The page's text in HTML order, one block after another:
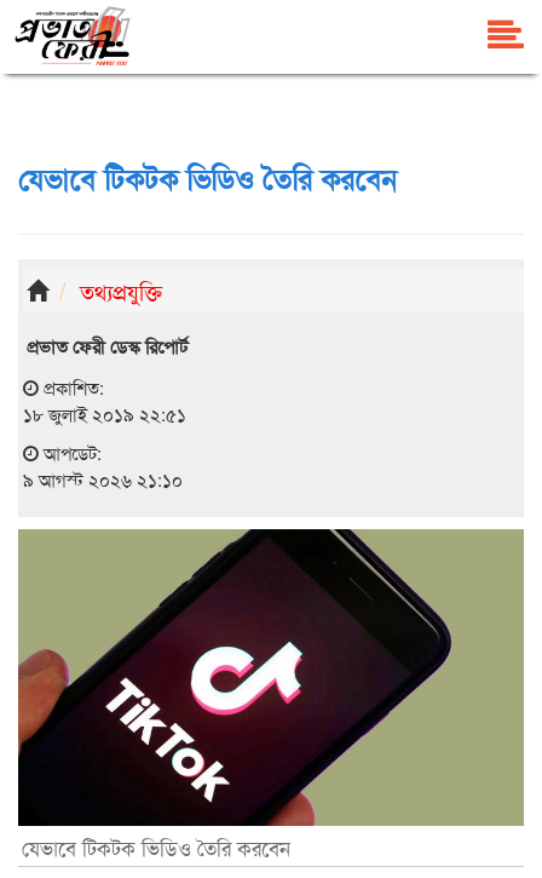
যেভাবে টিকটক ভিডিও তৈরি করবেন
তথ্যপ্রযুক্তি
প্রভাত ফেরী ডেস্ক রিপোর্ট
প্রকাশিত:
১৮ জুলাই ২০১৯ ২২:৫১
আপডেট:
৯ আগস্ট ২০২৬ ২১:১০
যেভাবে টিকটক ভিডিও তৈরি করবেন